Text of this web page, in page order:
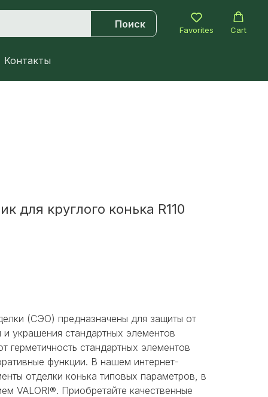
Поиск
Favorites Cart
Контакты
для круглого конька R110
(СЭО) предназначены для защиты от
украшения стандартных элементов
герметичность стандартных элементов
функции. В нашем интернет-
отделки конька типовых параметров, в
VALORI®. Приобретайте качественные